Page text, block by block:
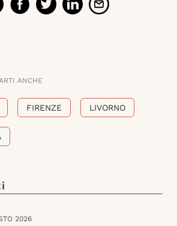
ANCHE
FIRENZE LIVORNO
2026